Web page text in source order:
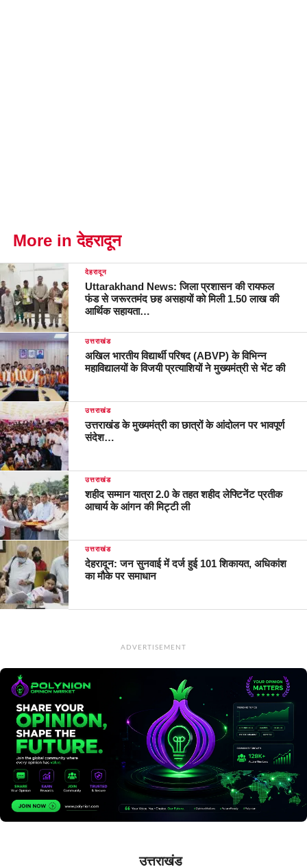
More in देहरादून
देहरादून
Uttarakhand News: जिला प्रशासन की रायफल
फंड से जरूरतमंद छह असहायों को मिली 1.50 लाख की
आर्थिक सहायता…
उत्तराखंड
अखिल भारतीय विद्यार्थी परिषद (ABVP) के विभिन्न
महाविद्यालयों के विजयी प्रत्याशियों ने मुख्यमंत्री से भेंट की
उत्तराखंड
उत्तराखंड के मुख्यमंत्री का छात्रों के आंदोलन पर भावपूर्ण
संदेश…
उत्तराखंड
शहीद सम्मान यात्रा 2.0 के तहत शहीद लेफ्टिनेंट प्रतीक
आचार्य के आंगन की मिट्टी ली
उत्तराखंड
देहरादून: जन सुनवाई में दर्ज हुई 101 शिकायत, अधिकांश
का मौके पर समाधान
ADVERTISEMENT
उत्तराखंड